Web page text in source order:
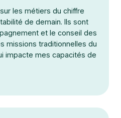
les métiers du chiffre
de demain. Ils sont
et le conseil des
missions traditionnelles du
impacte mes capacités de